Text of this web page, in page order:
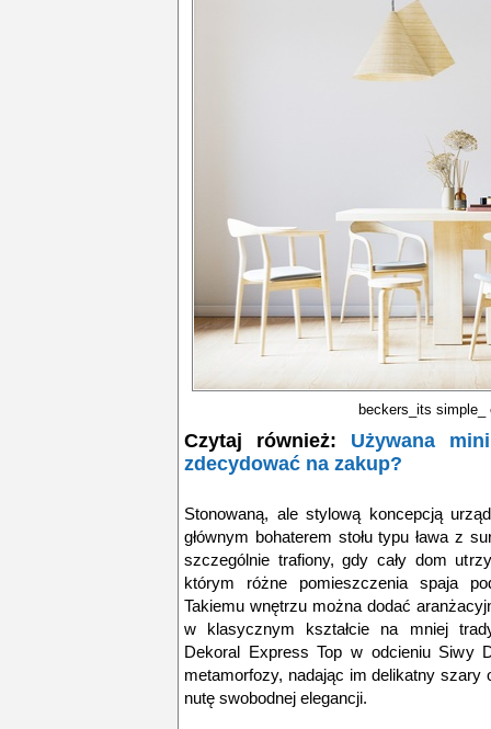
beckers_its
Czytaj również: Używana
zdecydować na zakup?
Stonowaną, ale stylową koncepcją
głównym bohaterem stołu typu ława z
szczególnie trafiony, gdy cały dom
którym różne pomieszczenia spaja
Takiemu wnętrzu można dodać
w klasycznym kształcie na mniej
Dekoral Express Top w odcieniu Siwy
metamorfozy, nadając im delikatny szary
nutę swobodnej elegancji.